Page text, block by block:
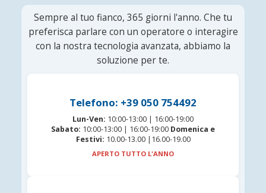
Sempre al tuo fianco, 365 giorni l'anno. Che tu
preferisca parlare con un operatore o interagire
con la nostra tecnologia avanzata, abbiamo la
soluzione per te.
Telefono: +39 050 754492
Lun-Ven: 10:00-13:00 | 16:00-19:00
Sabato: 10:00-13:00 | 16:00-19:00 Domenica e
Festivi: 10.00-13.00 |16.00-19.00
APERTO TUTTO L'ANNO